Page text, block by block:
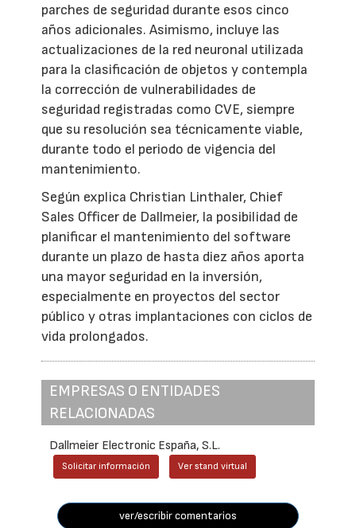
parches de seguridad durante esos cinco
años adicionales. Asimismo, incluye las
actualizaciones de la red neuronal utilizada
para la clasificación de objetos y contempla
la corrección de vulnerabilidades de
seguridad registradas como CVE, siempre
que su resolución sea técnicamente viable,
durante todo el periodo de vigencia del
mantenimiento.
Según explica Christian Linthaler, Chief
Sales Officer de Dallmeier, la posibilidad de
planificar el mantenimiento del software
durante un plazo de hasta diez años aporta
una mayor seguridad en la inversión,
especialmente en proyectos del sector
público y otras implantaciones con ciclos de
vida prolongados.
EMPRESAS O ENTIDADES
RELACIONADAS
Dallmeier Electronic España, S.L.
Solicitar información Ver stand virtual
ver/escribir comentarios